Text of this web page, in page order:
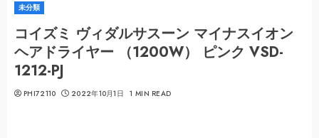
未分類
コイズミ ヴィダルサスーン マイナスイオン
ヘアドライヤー （1200W） ピンク VSD-
1212-PJ
PHI72110 2022年10月1日 1 MIN READ